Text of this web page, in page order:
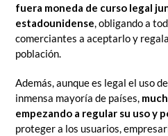
fuera moneda de curso legal
estadounidense, obligando a
comerciantes a aceptarlo y
población.
Además, aunque es legal el uso
inmensa mayoría de países,
empezando a regular su uso y
proteger a los usuarios,